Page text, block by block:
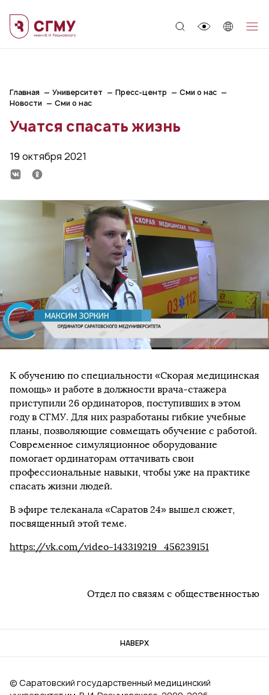
Главная Университет Пресс-центр
Сми о нас
Новости
Сми о нас
Учатся спасать жизнь
19 октября 2021
К обучению по специальности «Скорая медицинская
помощь» и работе в должности врача-стажера
приступили 26 ординаторов, поступивших в этом
году в СГМУ. Для них разработаны гибкие учебные
планы, позволяющие совмещать обучение с работой.
Современное симуляционное оборудование
помогает ординаторам оттачивать свои
профессиональные навыки, чтобы уже на практике
спасать жизни людей.
В эфире телеканала «Саратов 24» вышел сюжет,
посвященный этой теме.
https://vk.com/video-143319219_456239151
Отдел по связям с общественностью
НАВЕРХ
© Саратовский государственный медицинский